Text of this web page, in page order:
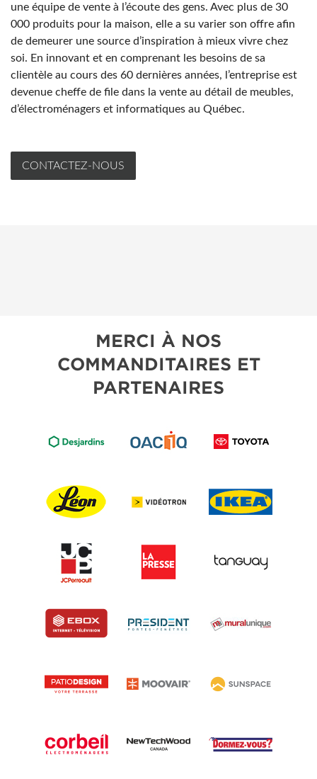
une équipe de vente à l’écoute des gens. Avec plus de 30
000 produits pour la maison, elle a su varier son offre afin
de demeurer une source d’inspiration à mieux vivre chez
soi. En innovant et en comprenant les besoins de sa
clientèle au cours des 60 dernières années, l’entreprise est
devenue cheffe de file dans la vente au détail de meubles,
d’électroménagers et informatiques au Québec.
CONTACTEZ-NOUS
MERCI À NOS
COMMANDITAIRES ET
PARTENAIRES